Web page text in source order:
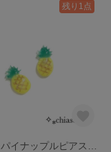
残り1点